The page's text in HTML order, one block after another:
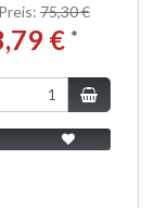
75,30 €
€ *